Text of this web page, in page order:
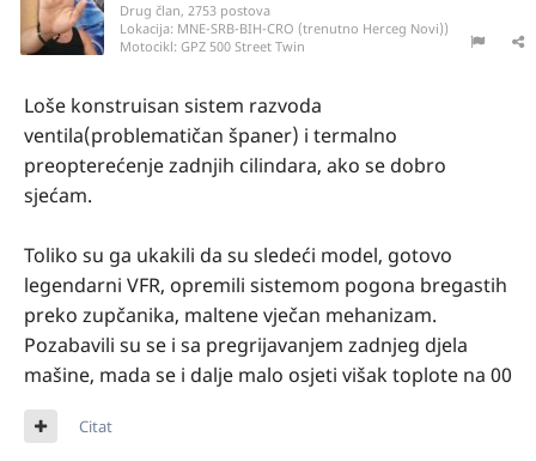
Drug član, 2753 postova
Lokacija: MNE-SRB-BIH-CRO (trenutno Herceg Novi))
Motocikl: GPZ 500 Street Twin
Loše konstruisan sistem razvoda
ventila(problematičan španer) i termalno
preopterećenje zadnjih cilindara, ako se dobro
sjećam.
Toliko su ga ukakili da su sledeći model, gotovo
legendarni VFR, opremili sistemom pogona bregastih
preko zupčanika, maltene vječan mehanizam.
Pozabavili su se i sa pregrijavanjem zadnjeg djela
mašine, mada se i dalje malo osjeti višak toplote na 00
Citat